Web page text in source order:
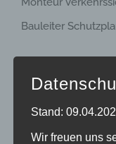
Bauleiter
Recent
Es sind keine
Stand:
Wir freuen uns